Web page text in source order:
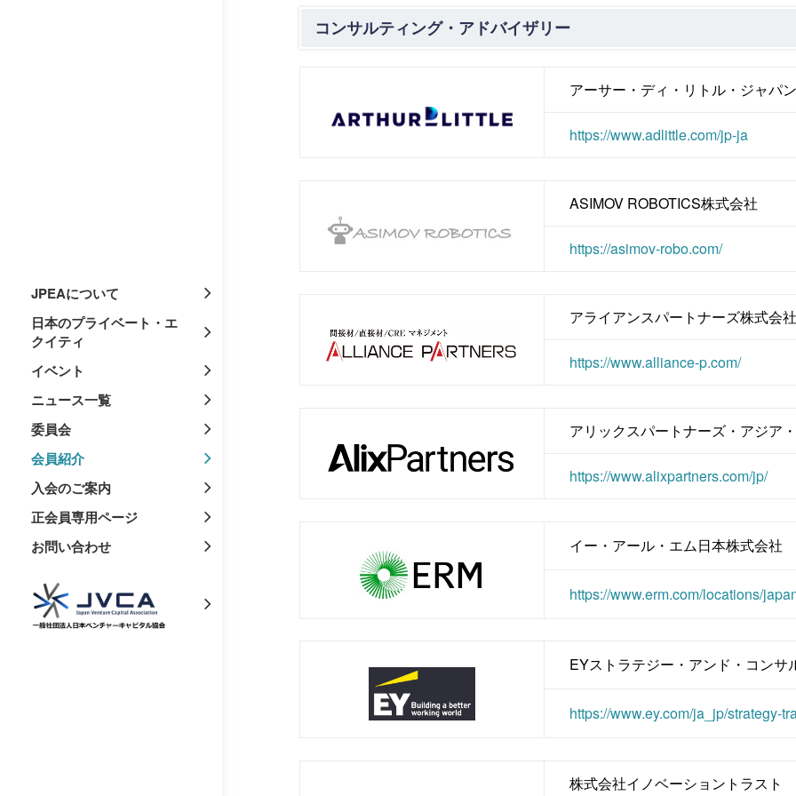
JPEAについて
日本のプライベート・エ
クイティ
イベント
ニュース一覧
委員会
会員紹介
入会のご案内
正会員専用ページ
お問い合わせ
コンサルティング・アドバイザリー
アーサー・ディ・リトル・ジャパ
https://www.adlittle.com/jp-ja
ASIMOV ROBOTICS株式会社
https://asimov-robo.com/
アライアンスパートナーズ株式会社
https://www.alliance-p.com/
アリックスパートナーズ・アジア
https://www.alixpartners.com/jp/
イー・アール・エム日本株式会社
https://www.erm.com/locations/
EYストラテジー・アンド・コンサ
https://www.ey.com/ja_jp/strategy-
株式会社イノベーショントラスト